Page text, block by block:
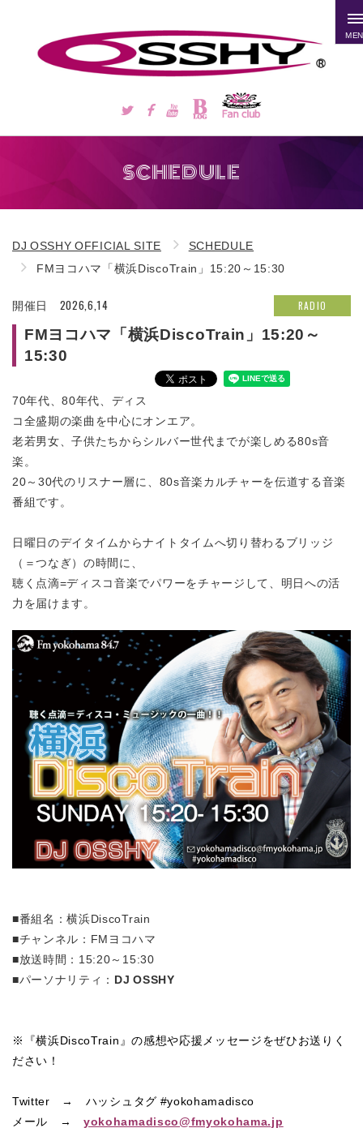
SCHEDULE
DJ OSSHY OFFICIAL SITE
SCHEDULE
FMヨコハマ「横浜DiscoTrain」15:20～15:30
開催日 2026,6,14 RADIO
FMヨコハマ「横浜DiscoTrain」15:20～
15:30
70年代、80年代、ディス
コ全盛期の楽曲を中心にオンエア。
老若男女、子供たちからシルバー世代までが楽しめる80s音
楽。
20～30代のリスナー層に、80s音楽カルチャーを伝道する音楽
番組です。
日曜日のデイタイムからナイトタイムへ切り替わるブリッジ
（＝つなぎ）の時間に、
聴く点滴=ディスコ音楽でパワーをチャージして、明日への活
力を届けます。
■番組名：横浜DiscoTrain
■チャンネル：FMヨコハマ
■放送時間：15:20～15:30
■パーソナリティ： DJ OSSHY
※『横浜DiscoTrain』の感想や応援メッセージをぜひお送りく
ださい！
Twitter → ハッシュタグ #yokohamadisco
メール →yokohamadisco@fmyokohama.jp